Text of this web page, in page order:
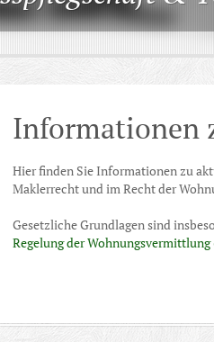
Informationen
Hier finden Sie Informationen zu
Maklerrecht und im Recht der
Gesetzliche Grundlagen sind
Regelung der Wohnungsvermittlung